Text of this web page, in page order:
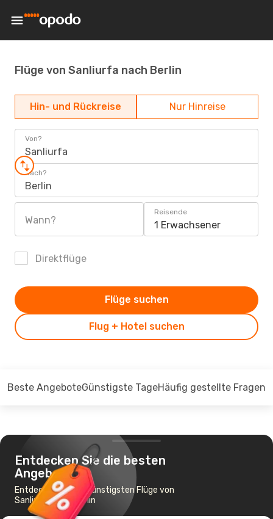
Flüge von Sanliurfa nach Berlin
Hin- und Rückreise Nur Hinreise
Von?
Sanliurfa
Nach?
Berlin
Wann?
Reisende
1 Erwachsener
Direktflüge
Flug + Hotel suchen
Flüge suchen
Beste AngeboteGünstigste TageHäufig gestellte Fragen
Entdecken Sie die besten
Angebote
Entdecken Sie die günstigsten Flüge von
Sanliurfa nach Berlin